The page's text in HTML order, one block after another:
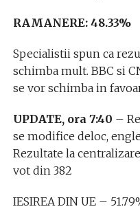
RAMANERE: 48.33%
Specialistii spun ca
schimba mult. BBC si
se vor schimba in
UPDATE, ora 7:40 –
se modifice deloc,
Rezultate la
vot din 382
IESIREA DIN UE –